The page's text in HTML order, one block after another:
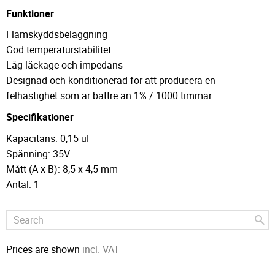
Funktioner
Flamskyddsbeläggning
God temperaturstabilitet
Låg läckage och impedans
Designad och konditionerad för att producera en
felhastighet som är bättre än 1% / 1000 timmar
Specifikationer
Kapacitans: 0,15 uF
Spänning: 35V
Mått (A x B): 8,5 x 4,5 mm
Antal: 1
Prices are shown incl. VAT